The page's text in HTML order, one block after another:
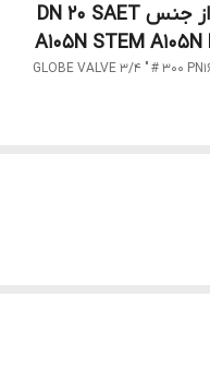
شیر سوزنی 3/4 اینچ کلاس 300 از جنس DN 20 SAET
A105N STEM A105N
GLOBE VALVE 3/4 " # 300